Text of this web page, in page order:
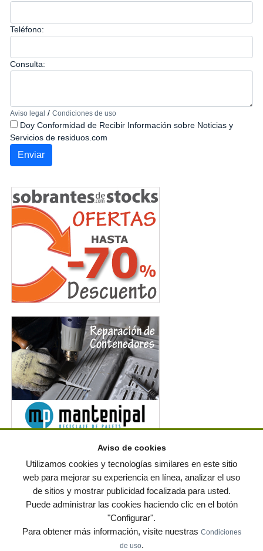
Teléfono:
Consulta:
Aviso legal / Condiciones de uso
Doy Conformidad de Recibir Información sobre Noticias y
Servicios de residuos.com
© residuos.com - Todos los derechos reservados Política de privacidad
Condiciones de uso|Contacto |Editores|Mapa web|Preguntas frecuentes|Publica
tus anuncios gratis!
Aviso de cookies
Utilizamos cookies y tecnologías similares en este sitio
web para mejorar su experiencia en línea, analizar el uso
de sitios y mostrar publicidad focalizada para usted.
Puede administrar las cookies haciendo clic en el botón
"Configurar".
Para obtener más información, visite nuestras Condiciones
de uso.